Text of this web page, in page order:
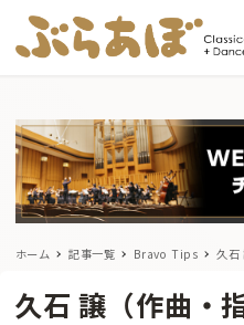
ホーム 記事一覧 Bravo Tips 久石
久石 譲（作曲・指